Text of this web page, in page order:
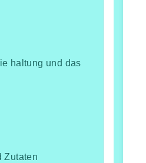
haltung und das
Zutaten